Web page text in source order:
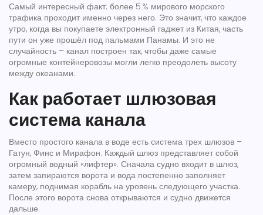
Самый интересный факт: более 5 % мирового морского
трафика проходит именно через него. Это значит, что каждое
утро, когда вы покупаете электронный гаджет из Китая, часть
пути он уже прошёл под пальмами Панамы. И это не
случайность – канал построен так, чтобы даже самые
огромные контейнеровозы могли легко преодолеть высоту
между океанами.
Как работает шлюзовая
система канала
Вместо простого канала в воде есть система трех шлюзов –
Гатун, Финс и Мирафон. Каждый шлюз представляет собой
огромный водный «лифтер». Сначала судно входит в шлюз,
затем запираются ворота и вода постепенно заполняет
камеру, поднимая корабль на уровень следующего участка.
После этого ворота снова открываются и судно движется
дальше.